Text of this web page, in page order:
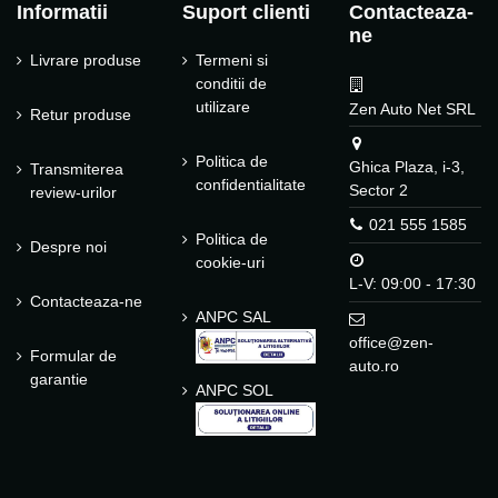
Informatii
Livrare produse
Retur produse
Transmiterea
review-urilor
Despre noi
Contacteaza-ne
Formular de
garantie
Suport clienti
Termeni si
conditii de
utilizare
Politica de
confidentialitate
Politica de
cookie-uri
ANPC SAL
ANPC SOL
Contacteaza-
ne
Zen Auto Net SRL
Ghica Plaza, i-3,
Sector 2
021 555 1585
L-V: 09:00 - 17:30
office@zen-
auto.ro